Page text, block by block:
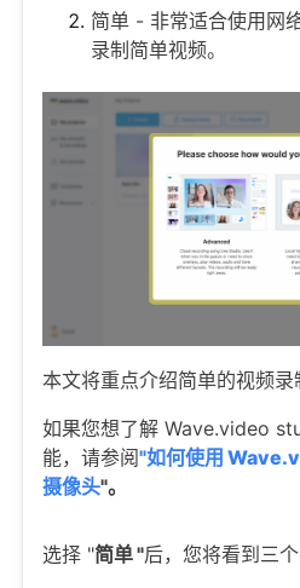
简单 - 非常适合使用网
录制简单视频。
本文将重点介绍简单的视频录
如果您想了解 Wave.video
能，请参阅"如何使用
摄像头"。
选择 "简单 "后，您将看到三个